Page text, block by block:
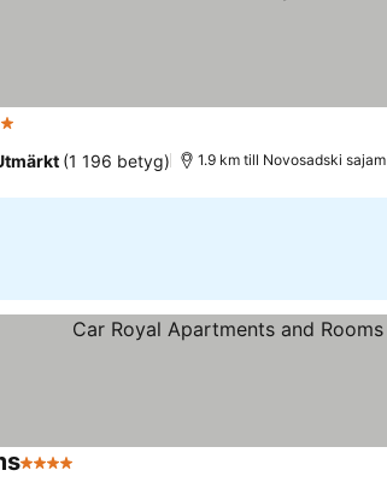
(1 196 betyg) 1.9 km till Novosadski sajam
4 Stjärnor